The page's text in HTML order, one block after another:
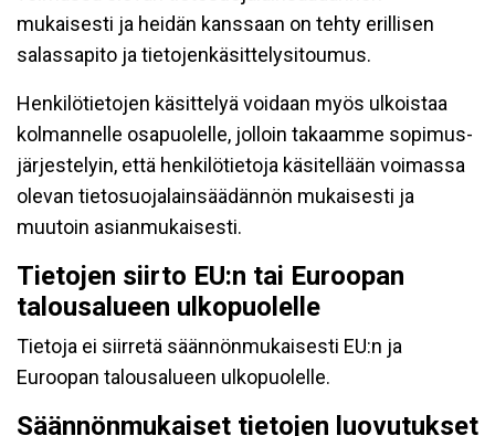
mukaisesti ja heidän kanssaan on tehty erillisen
salassapito ja tietojenkäsittelysitoumus.
Henkilötietojen käsittelyä voidaan myös ulkoistaa
kolmannelle osapuolelle, jolloin takaamme sopimus-
järjestelyin, että henkilötietoja käsitellään voimassa
olevan tietosuojalainsäädännön mukaisesti ja
muutoin asianmukaisesti.
Tietojen siirto EU:n tai Euroopan
talousalueen ulkopuolelle
Tietoja ei siirretä säännönmukaisesti EU:n ja
Euroopan talousalueen ulkopuolelle.
Säännönmukaiset tietojen luovutukset